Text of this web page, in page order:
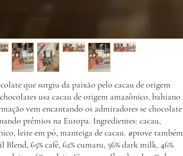
que surgiu da paixão pelo cacau de origem
usa cacau de origem amazônico, bahiano
vem encantando os admiradores se chocolate
prêmios na Europa. Ingredientes: cacau,
leite em pó, manteiga de cacau. #prove também
Blend, 65% café, 62% cumaru, 56% dark milk, 46%